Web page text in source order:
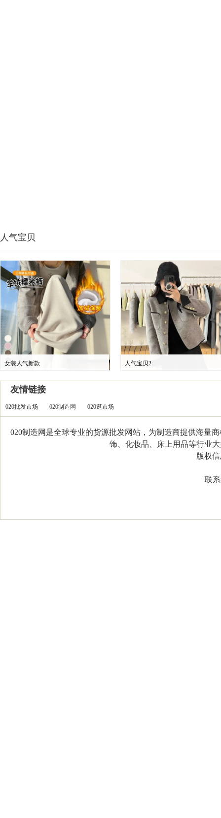
人气宝贝
女装人气新款 人气宝贝2
友情链接
020批发市场 020制造网 020逛市场
020制造网是全球专业的货源批发网站，为制造商提供海量
饰、化妆品、床上用品等行业
版权信
联